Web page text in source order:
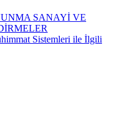
SANAYİ VE
Sistemleri ile İlgili